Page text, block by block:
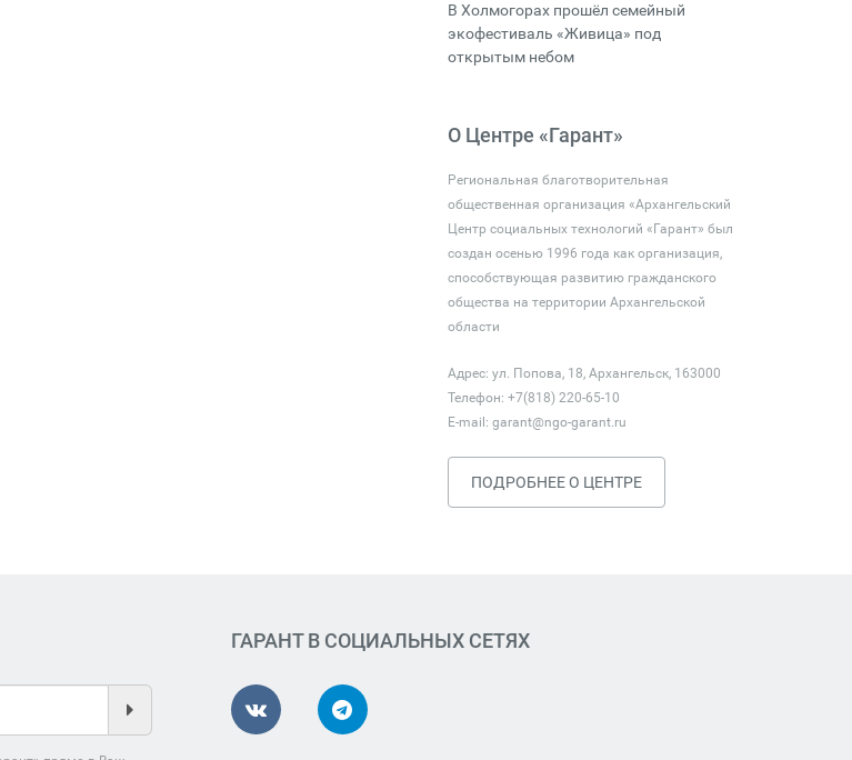
В Холмогорах прошёл семейный
экофестиваль «Живица» под
открытым небом
О Центре «Гарант»
Региональная благотворительная
общественная организация «Архангельский
Центр социальных технологий «Гарант» был
создан осенью 1996 года как организация,
способствующая развитию гражданского
общества на территории Архангельской
области
Адрес: ул. Попова, 18, Архангельск, 163000
Телефон: +7(818) 220-65-10
E-mail: garant@ngo-garant.ru
ПОДРОБНЕЕ О ЦЕНТРЕ
ГАРАНТ В СОЦИАЛЬНЫХ СЕТЯХ